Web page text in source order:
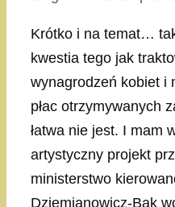
Krótko i na temat…
kwestia tego jak
wynagrodzeń kobiet
płac otrzymywanych
łatwa nie jest. I mam
artystyczny projekt
ministerstwo
Dziemianowicz-Bąk